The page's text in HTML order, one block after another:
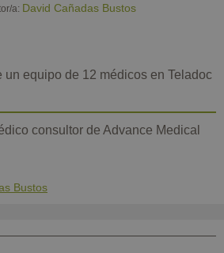
a: David Cañadas Bustos
un equipo de 12 médicos en Teladoc
consultor de Advance Medical
Bustos